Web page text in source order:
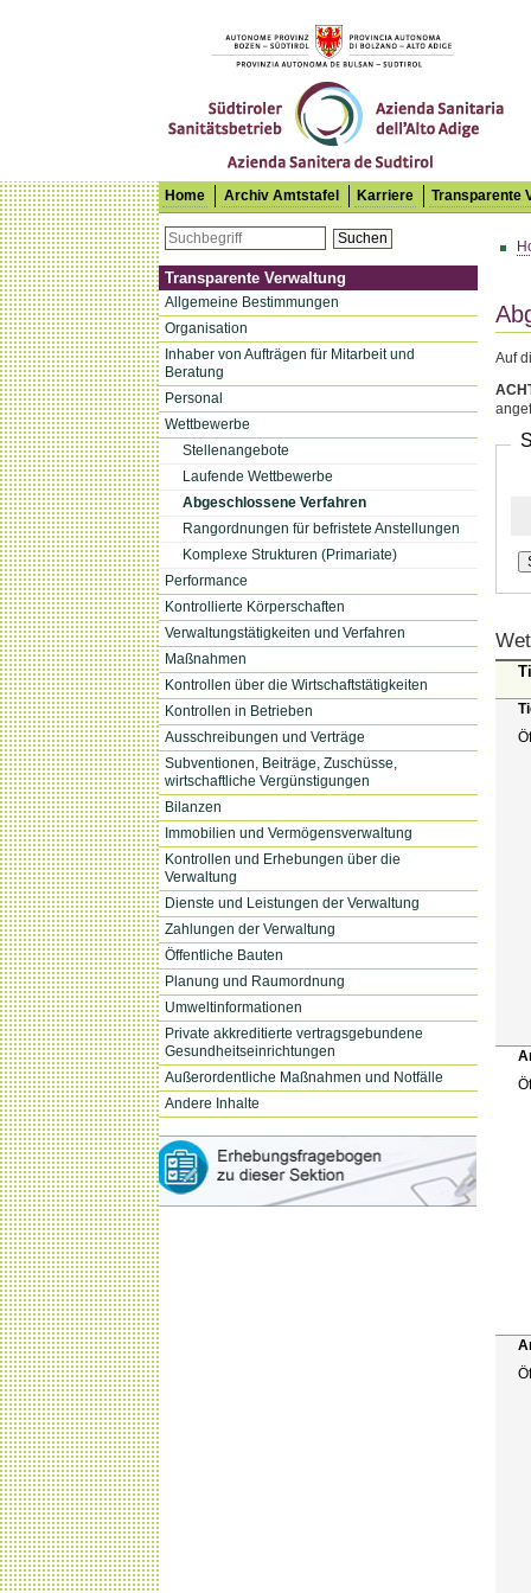
Südtiroler Sanitätsbetrieb
Home Archiv Amtstafel Karriere Transparente
Suchen
Transparente Verwaltung
Allgemeine Bestimmungen
Organisation
Inhaber von Aufträgen für Mitarbeit und
Beratung
Personal
Wettbewerbe
Stellenangebote
Laufende Wettbewerbe
Abgeschlossene Verfahren
Rangordnungen für befristete Anstellungen
Komplexe Strukturen (Primariate)
Performance
Kontrollierte Körperschaften
Verwaltungstätigkeiten und Verfahren
Maßnahmen
Kontrollen über die Wirtschaftstätigkeiten
Kontrollen in Betrieben
Ausschreibungen und Verträge
Subventionen, Beiträge, Zuschüsse,
wirtschaftliche Vergünstigungen
Bilanzen
Immobilien und Vermögensverwaltung
Kontrollen und Erhebungen über die
Verwaltung
Dienste und Leistungen der Verwaltung
Zahlungen der Verwaltung
Öffentliche Bauten
Planung und Raumordnung
Umweltinformationen
Private akkreditierte vertragsgebundene
Gesundheitseinrichtungen
Außerordentliche Maßnahmen und Notfälle
Andere Inhalte
Auf